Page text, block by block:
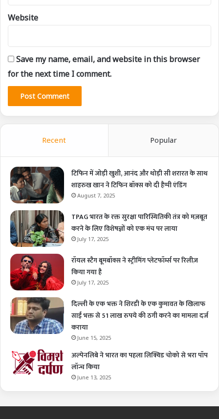
Website
Save my name, email, and website in this browser
for the next time I comment.
Recent Popular
टिफिन में जोड़ी खुशी, आनंद और थोड़ी सी शरारत के साथ
शाहरुख खान ने टिफिन बॉक्स को दी हैप्पी एंडिंग
August 7, 2025
TPAG भारत के रक्त सुरक्षा पारिस्थितिकी तंत्र को मज़बूत
करने के लिए विशेषज्ञों को एक मंच पर लाया
July 17, 2025
रॉयल स्टैग बूमबॉक्स ने स्ट्रीमिंग प्लेटफॉर्म्स पर रिलीज़
किया गया है
July 17, 2025
दिल्ली के एक भक्त ने शिरडी के एक कुमावत के खिलाफ
साईं भक्त से 51 लाख रुपये की ठगी करने का मामला दर्ज
कराया
June 15, 2025
अल्पेनलिबे ने भारत का पहला लिक्विड चोको से भरा पॉप
लॉन्च किया
June 13, 2025